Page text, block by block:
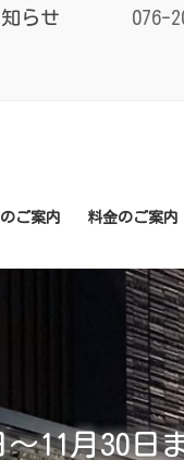
らせ 076-
ご案内 料金のご案内
11月30日